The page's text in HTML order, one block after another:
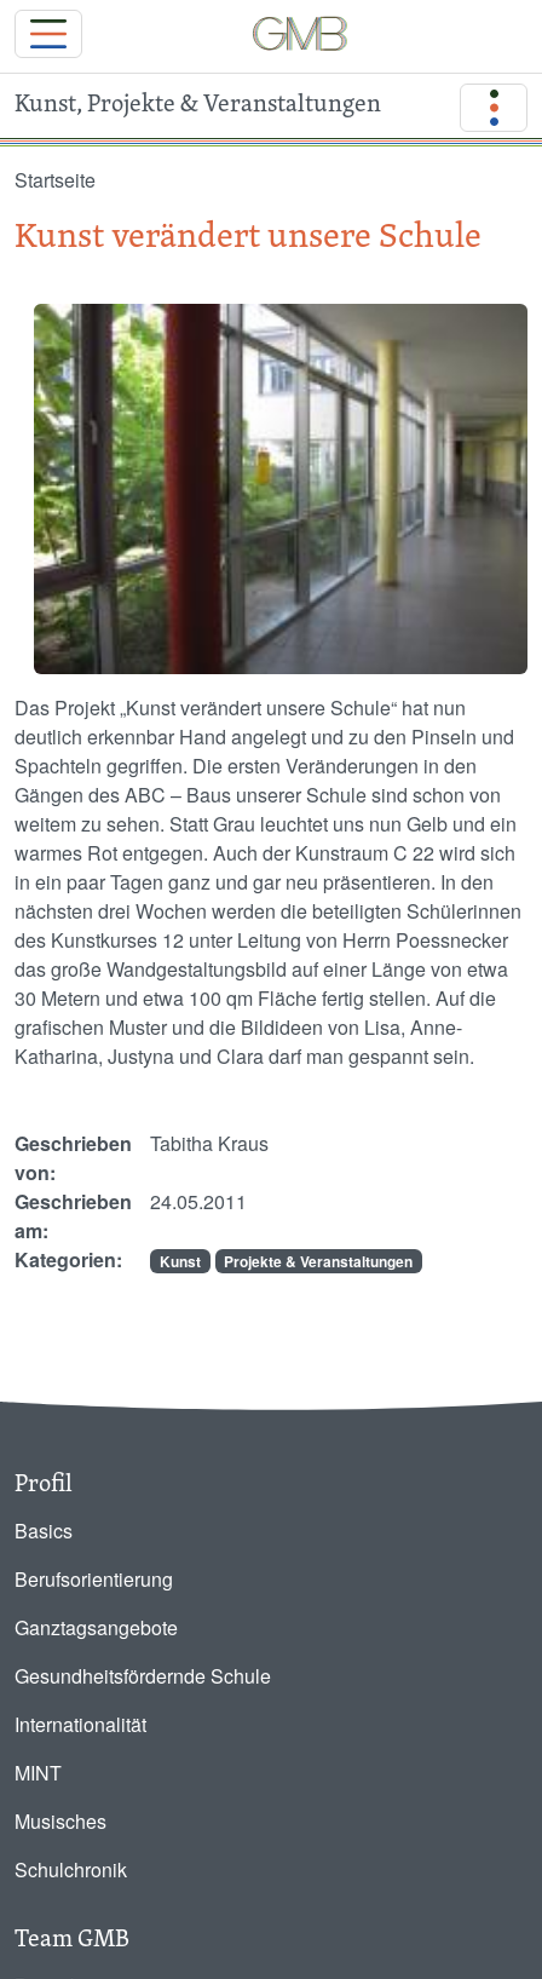
Kunst, Projekte & Veranstaltungen
Startseite
Kunst verändert unsere Schule
Image
Das Projekt „Kunst verändert unsere Schule“ hat nun
deutlich erkennbar Hand angelegt und zu den Pinseln und
Spachteln gegriffen. Die ersten Veränderungen in den
Gängen des ABC – Baus unserer Schule sind schon von
weitem zu sehen. Statt Grau leuchtet uns nun Gelb und ein
warmes Rot entgegen. Auch der Kunstraum C 22 wird sich
in ein paar Tagen ganz und gar neu präsentieren. In den
nächsten drei Wochen werden die beteiligten Schülerinnen
des Kunstkurses 12 unter Leitung von Herrn Poessnecker
das große Wandgestaltungsbild auf einer Länge von etwa
30 Metern und etwa 100 qm Fläche fertig stellen. Auf die
grafischen Muster und die Bildideen von Lisa, Anne-
Katharina, Justyna und Clara darf man gespannt sein.
Geschrieben
von:
Tabitha Kraus
Geschrieben
am:
24.05.2011
Kategorien: Kunst Projekte & Veranstaltungen
Profil
Basics
Berufsorientierung
Ganztagsangebote
Gesundheitsfördernde Schule
Internationalität
MINT
Musisches
Schulchronik
Team GMB